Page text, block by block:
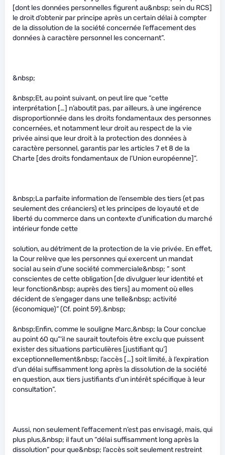
[dont les données personnelles figurent au&nbsp; sein du RCS]
le droit d’obtenir par principe après un certain délai à compter
de la dissolution de la société concernée l’effacement des
données à caractère personnel les concernant”.
&nbsp;
&nbsp;Et, au point suivant, on peut lire que “cette
interprétation […] n’aboutit pas, par ailleurs, à une ingérence
disproportionnée dans les droits fondamentaux des personnes
concernées, et notamment leur droit au respect de la vie
privée ainsi que leur droit à la protection des données à
caractère personnel, garantis par les articles 7 et 8 de la
Charte [des droits fondamentaux de l’Union européenne]”.
&nbsp;La parfaite information de l’ensemble des tiers (et pas
seulement des créanciers) et les principes de loyauté et de
liberté du commerce dans un contexte d’unification du marché
intérieur fonde cette
solution, au détriment de la protection de la vie privée. En effet,
la Cour relève que les personnes qui exercent un mandat
social au sein d’une société commerciale&nbsp; “ sont
conscientes de cette obligation [de divulguer leur identité et
leur fonction&nbsp; auprès des tiers] au moment où elles
décident de s’engager dans une telle&nbsp; activité
(économique)” (Cf. point 59).&nbsp;
&nbsp;Enfin, comme le souligne Marc,&nbsp; la Cour conclue
au point 60 qu”‘il ne saurait toutefois être exclu que puissent
exister des situations particulières [justifiant qu’]
exceptionnellement&nbsp; l’accès […] soit limité, à l’expiration
d’un délai suffisamment long après la dissolution de la société
en question, aux tiers justifiants d’un intérêt spécifique à leur
consultation”.
Aussi, non seulement l’effacement n’est pas envisagé, mais, qui
plus plus,&nbsp; il faut un “délai suffisamment long après la
dissolution” pour que&nbsp; l’accès soit seulement restreint